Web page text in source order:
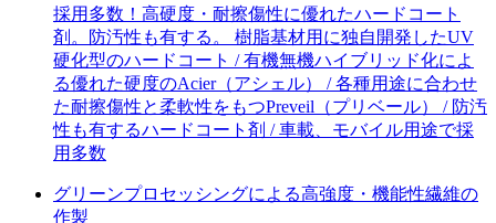
採用多数！高硬度・耐擦傷性に優れたハードコート
剤。防汚性も有する。 樹脂基材用に独自開発したUV
硬化型のハードコート / 有機無機ハイブリッド化によ
る優れた硬度のAcier（アシェル） / 各種用途に合わせ
た耐擦傷性と柔軟性をもつPreveil（プリベール） / 防汚
性も有するハードコート剤 / 車載、モバイル用途で採
用多数
グリーンプロセッシングによる高強度・機能性繊維の
作製